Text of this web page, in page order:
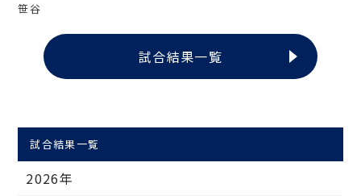
笹谷
試合結果一覧
試合結果一覧
2026年